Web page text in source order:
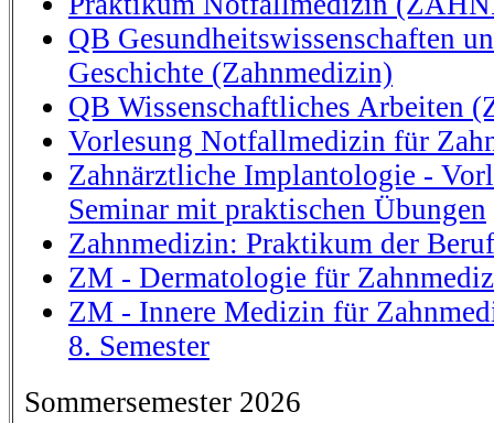
QB Gesundheitswissenschaften
Geschichte (Zahnmedizin)
QB Wissenschaftliches Arbeiten
Vorlesung Notfallmedizin für
Zahnärztliche Implantologie -
Seminar mit praktischen Übungen
Zahnmedizin: Praktikum der
ZM - Dermatologie für
ZM - Innere Medizin für
8. Semester
Sommersemester 2026